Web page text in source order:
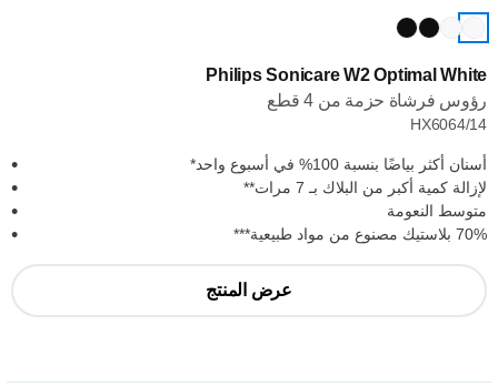
Philips Sonicare W2 Optimal White
رؤوس فرشاة حزمة من 4 قطع
HX6064/14
أسنان أكثر بياضًا بنسبة 100% في أسبوع واحد*
لإزالة كمية أكبر من البلاك بـ 7 مرات**
متوسط النعومة
70% بلاستيك مصنوع من مواد طبيعية***
عرض المنتج